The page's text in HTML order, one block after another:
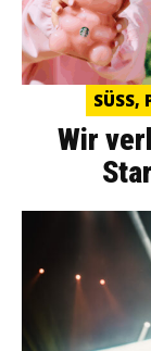
SÜSS,
Wir